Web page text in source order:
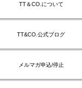
TT＆CO.について
TT&CO.公式ブログ
メルマガ申込/停止